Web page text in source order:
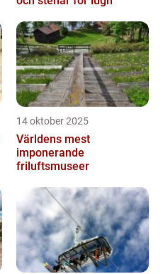
14 oktober 2025
Världens mest
imponerande
friluftsmuseer